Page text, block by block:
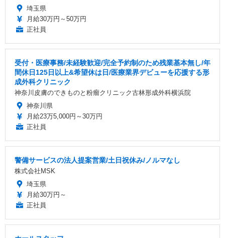
埼玉県
月給30万円～50万円
正社員
受付・医療事務/未経験歓迎/完全予約制のため残業基本無し/年
間休日125日以上&希望休は日/医療業界デビューを応援する形
成外科クリニック
神奈川皮膚のできものと粉瘤クリニック古林形成外科横浜院
神奈川県
月給23万5,000円～30万円
正社員
警備サービスの法人提案営業/土日祝休み/ノルマなし
株式会社MSK
埼玉県
月給30万円～
正社員